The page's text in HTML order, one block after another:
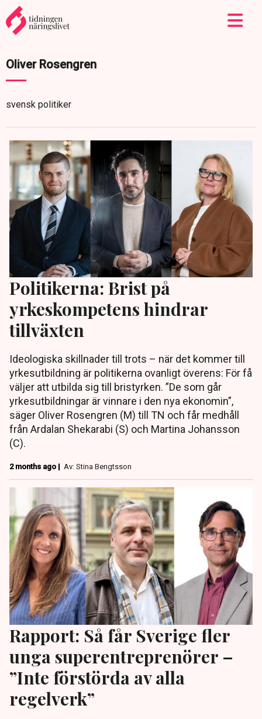
Oliver Rosengren
svensk politiker
Politikerna: Brist på
yrkeskompetens hindrar
tillväxten
Ideologiska skillnader till trots – när det kommer till
yrkesutbildning är politikerna ovanligt överens: För få
väljer att utbilda sig till bristyrken. ”De som går
yrkesutbildningar är vinnare i den nya ekonomin”,
säger Oliver Rosengren (M) till TN och får medhåll
från Ardalan Shekarabi (S) och Martina Johansson
(C).
2 months ago | Av: Stina Bengtsson
Rapport: Så får Sverige fler
unga superentreprenörer –
”Inte förstörda av alla
regelverk”